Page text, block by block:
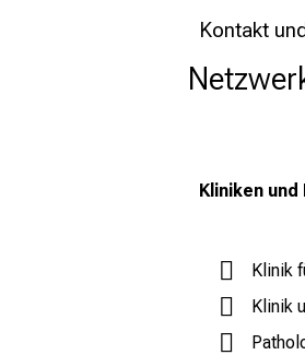
Kontakt
Kliniken
Klinik
Klinik